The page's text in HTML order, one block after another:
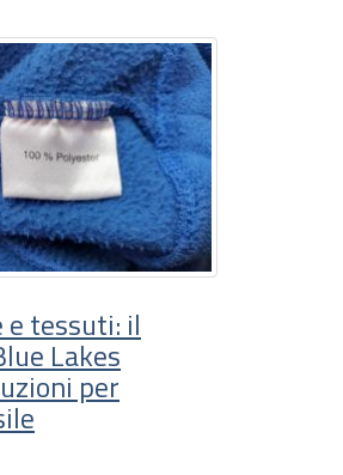
tessuti: il
Lakes
per